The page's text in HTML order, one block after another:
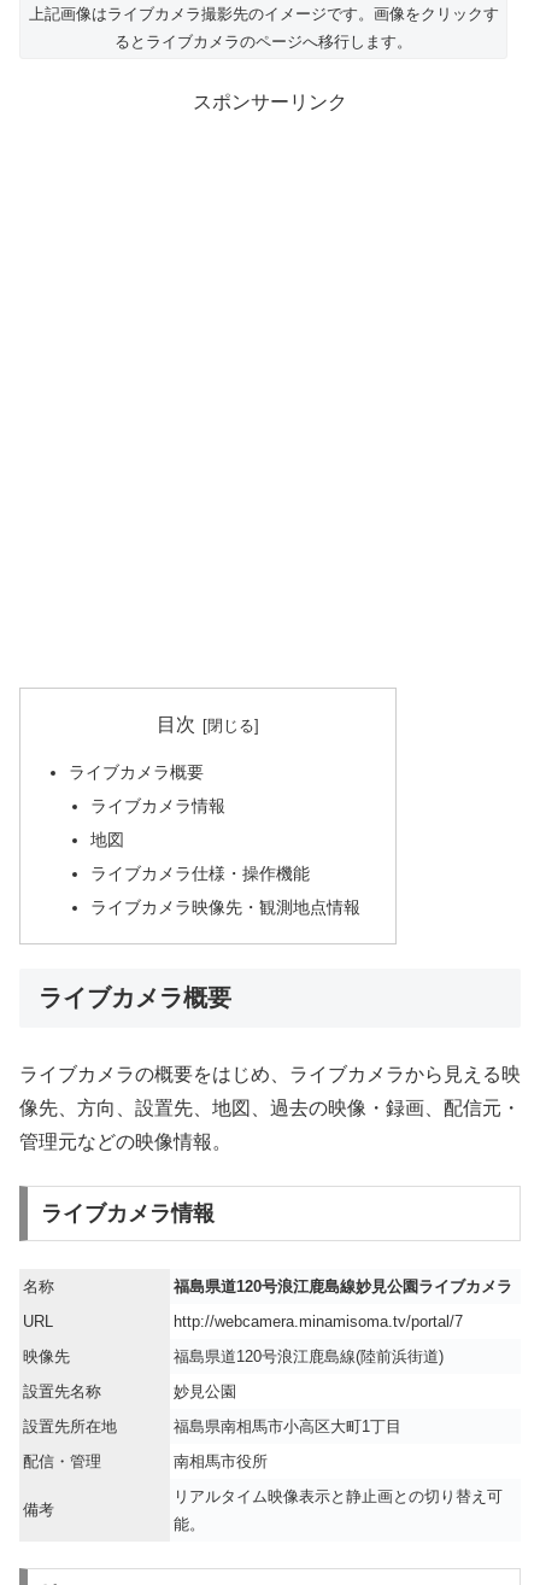
上記画像はライブカメラ撮影先のイメージです。画像をクリックす
るとライブカメラのページへ移行します。
スポンサーリンク
目次
ライブカメラ概要
ライブカメラ情報
地図
ライブカメラ仕様・操作機能
ライブカメラ映像先・観測地点情報
ライブカメラ概要
ライブカメラの概要をはじめ、ライブカメラから見える映
像先、方向、設置先、地図、過去の映像・録画、配信元・
管理元などの映像情報。
ライブカメラ情報
名称
福島県道120号浪江鹿島線妙見公園ライブカメラ
URL
http://webcamera.minamisoma.tv/portal/7
映像先
福島県道120号浪江鹿島線(陸前浜街道)
設置先名称
妙見公園
設置先所在地
福島県南相馬市小高区大町1丁目
配信・管理
南相馬市役所
備考
リアルタイム映像表示と静止画との切り替え可
能。